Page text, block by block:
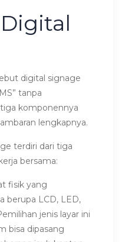
digital signage
tanpa
komponennya
lengkapnya.
terdiri dari tiga
bersama:
fisik yang
berupa LCD, LED,
jenis layar ini
bisa dipasang